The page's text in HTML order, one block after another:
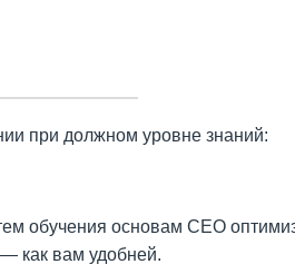
при должном уровне знаний:
обучения основам СЕО
как вам удобней.